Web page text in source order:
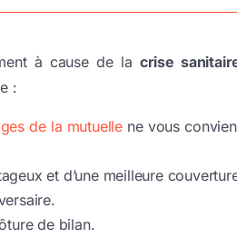
à cause de la crise
:
de la mutuellene vous
et d’une meilleure
de bilan.